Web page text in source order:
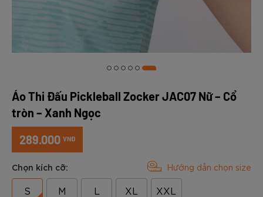
Áo Thi Đấu Pickleball Zocker JAC07 Nữ – Cổ
tròn – Xanh Ngọc
289.000 VNĐ
Chọn kích cỡ: Hướng dẫn chọn size
S M L XL XXL